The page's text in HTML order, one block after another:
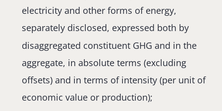
electricity and other forms of energy,
separately disclosed, expressed both by
disaggregated constituent GHG and in the
aggregate, in absolute terms (excluding
offsets) and in terms of intensity (per unit of
economic value or production);